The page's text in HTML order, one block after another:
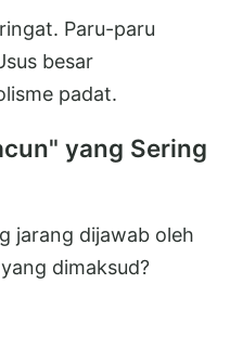
Paru-paru
besar
padat.
yang Sering
jarang dijawab oleh
dimaksud?